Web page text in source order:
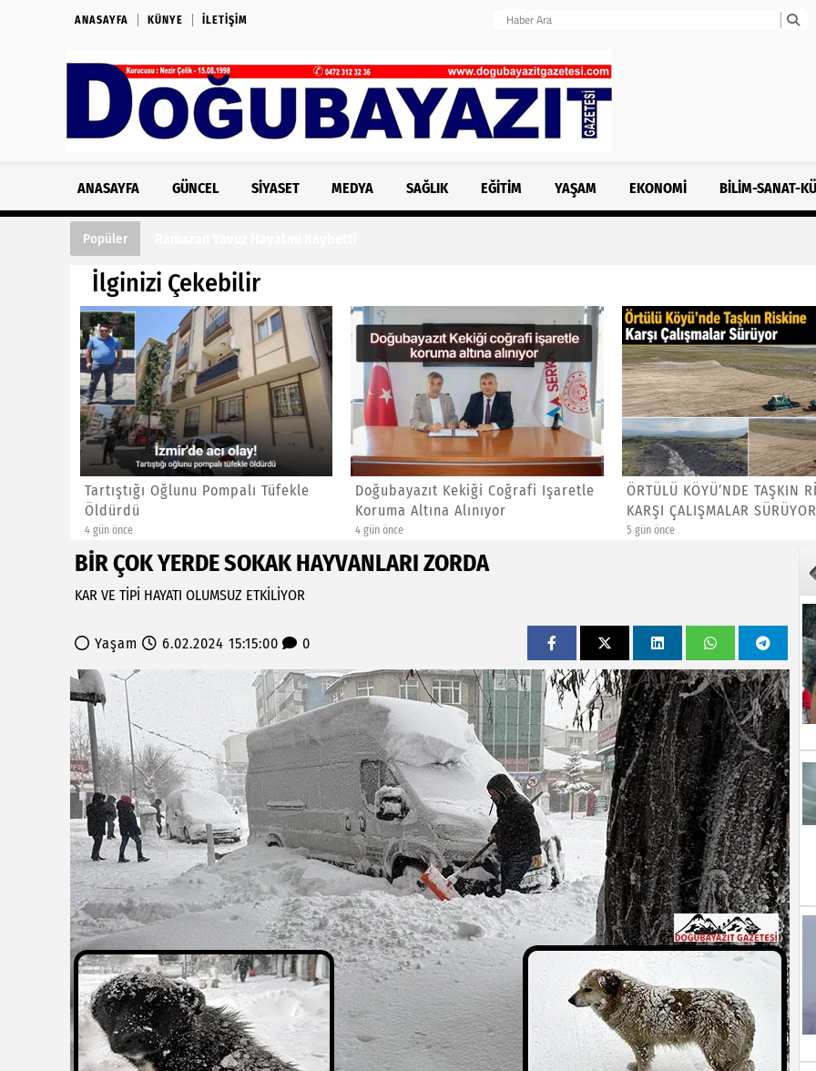
ANASAYFA KÜNYE İLETIŞIM
ANASAYFA GÜNCEL SIYASET MEDYA SAĞLIK EĞITIM YAŞAM EKONOMI BILIM-SANAT-
Popüler
İlginizi Çekebilir
Tartıştığı Oğlunu Pompalı Tüfekle
Öldürdü
4 gün önce
Doğubayazıt Kekiği Coğrafi Işaretle
Koruma Altına Alınıyor
4 gün önce
ÖRTÜLÜ KÖYÜ’NDE TAŞKIN
KARŞI ÇALIŞMALAR SÜRÜYOR
5 gün önce
BİR ÇOK YERDE SOKAK HAYVANLARI ZORDA
KAR VE TİPİ HAYATI OLUMSUZ ETKİLİYOR
Yaşam 6.02.2024 15:15:00 0